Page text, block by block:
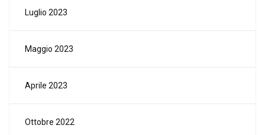
Luglio 2023
Maggio 2023
Aprile 2023
Ottobre 2022